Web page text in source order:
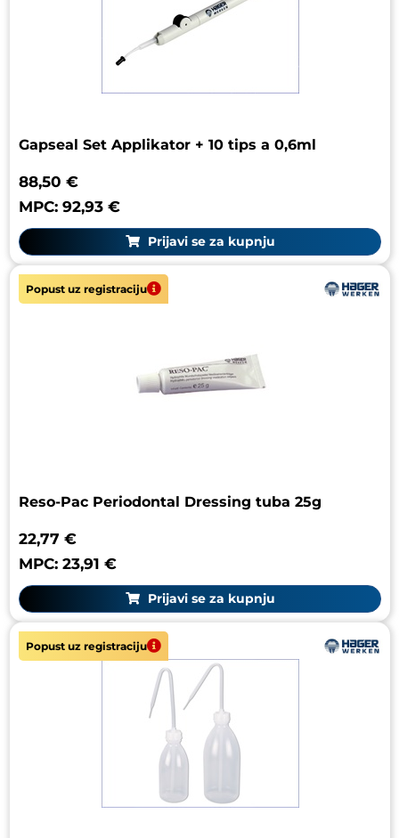
Gapseal Set Applikator + 10 tips a 0,6ml
88,50 €
MPC: 92,93 €
Prijavi se za kupnju
Popust uz registraciju
Reso-Pac Periodontal Dressing tuba 25g
22,77 €
MPC: 23,91 €
Prijavi se za kupnju
Popust uz registraciju